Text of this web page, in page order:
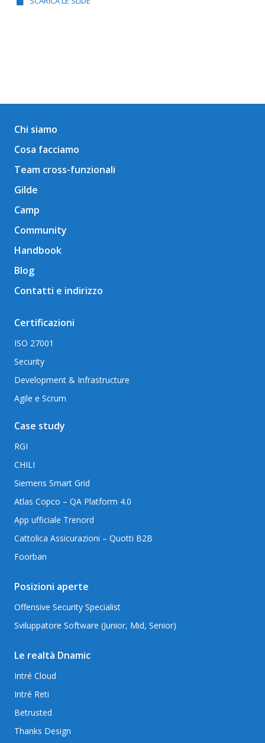
Chi siamo
Cosa facciamo
Team cross-funzionali
Gilde
Camp
Community
Handbook
Blog
Contatti e indirizzo
Certificazioni
ISO 27001
Security
Development & Infrastructure
Agile e Scrum
Case study
RGI
CHILI
Siemens Smart Grid
Atlas Copco – QA Platform 4.0
App ufficiale Trenord
Cattolica Assicurazioni – Quotti B2B
Foorban
Posizioni aperte
Offensive Security Specialist
Sviluppatore Software (Junior, Mid, Senior)
Le realtà Dnamic
Intré Cloud
Intré Reti
Betrusted
Thanks Design